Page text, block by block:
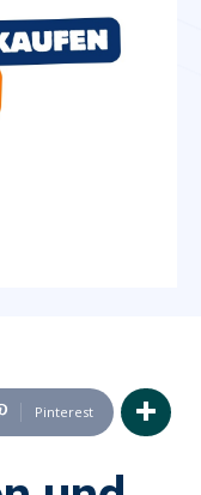
Pinterest